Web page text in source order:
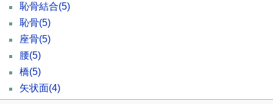
恥骨結合(5)
恥骨(5)
座骨(5)
腰(5)
橋(5)
矢状面(4)